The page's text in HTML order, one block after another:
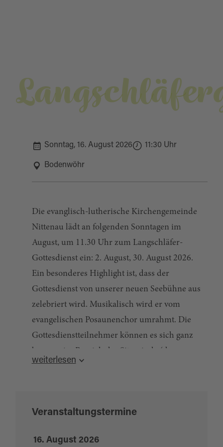
Sonntag, 16. August 2026 11:30 Uhr
Bodenwöhr
Die evanglisch-lutherische Kirchengemeinde
Nittenau lädt an folgenden Sonntagen im
August, um 11.30 Uhr zum Langschläfer-
Gottesdienst ein: 2. August, 30. August 2026.
Ein besonderes Highlight ist, dass der
Gottesdienst von unserer neuen Seebühne aus
zelebriert wird. Musikalisch wird er vom
evangelischen Posaunenchor umrahmt. Die
Gottesdienstteilnehmer können es sich ganz
bequem im Bereich der Sitzspirale (dem
Kunstwerk am Kunst- und Wasserweg in der
Gottesdienst ist eine Einladung unseren Alltag
uns von seinem Geist ermutigen zu lassen.
Bitte bringen Sie dafür eigene Sitzgelegenheiten
Parken können Sie den Parkplatz bei der
weiterlesen
Veranstaltungstermine
16. August 2026